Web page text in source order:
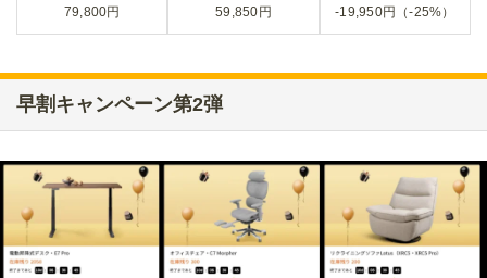
79,800円 59,850円 -19,950円（-25%）
早割キャンペーン第2弾